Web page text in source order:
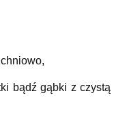
bądź gąbki z czystą